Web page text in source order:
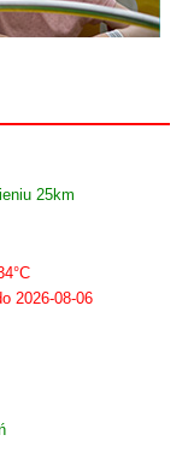
25km
2026-08-06